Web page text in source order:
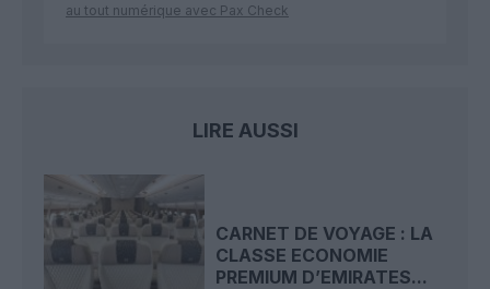
au tout numérique avec Pax Check
LIRE AUSSI
CARNET DE VOYAGE : LA
CLASSE ECONOMIE
PREMIUM D’EMIRATES...